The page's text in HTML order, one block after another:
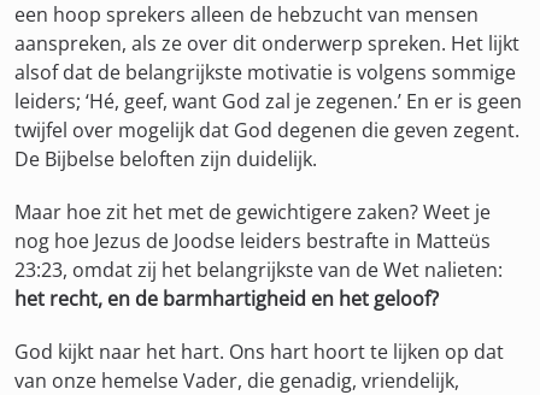
een hoop sprekers alleen de hebzucht van mensen
aanspreken, als ze over dit onderwerp spreken. Het lijkt
alsof dat de belangrijkste motivatie is volgens sommige
leiders; ‘Hé, geef, want God zal je zegenen.’ En er is geen
twijfel over mogelijk dat God degenen die geven zegent.
De Bijbelse beloften zijn duidelijk.
Maar hoe zit het met de gewichtigere zaken? Weet je
nog hoe Jezus de Joodse leiders bestrafte in Matteüs
23:23, omdat zij het belangrijkste van de Wet nalieten:
het recht, en de barmhartigheid en het geloof?
God kijkt naar het hart. Ons hart hoort te lijken op dat
van onze hemelse Vader, die genadig, vriendelijk,